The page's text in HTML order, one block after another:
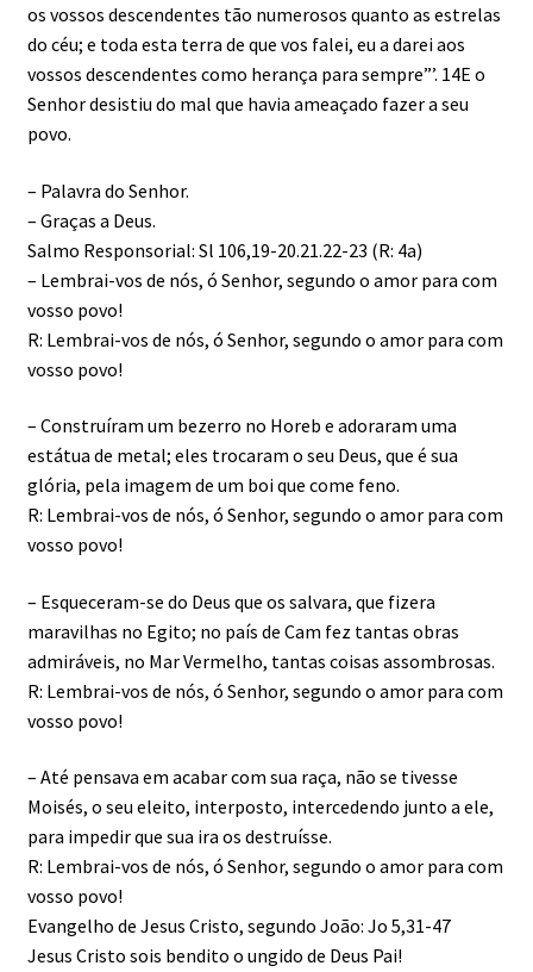
os vossos descendentes tão numerosos quanto as estrelas
do céu; e toda esta terra de que vos falei, eu a darei aos
vossos descendentes como herança para sempre”’. 14E o
Senhor desistiu do mal que havia ameaçado fazer a seu
povo.
– Palavra do Senhor.
– Graças a Deus.
Salmo Responsorial: Sl 106,19-20.21.22-23 (R: 4a)
– Lembrai-vos de nós, ó Senhor, segundo o amor para com
vosso povo!
R: Lembrai-vos de nós, ó Senhor, segundo o amor para com
vosso povo!
– Construíram um bezerro no Horeb e adoraram uma
estátua de metal; eles trocaram o seu Deus, que é sua
glória, pela imagem de um boi que come feno.
R: Lembrai-vos de nós, ó Senhor, segundo o amor para com
vosso povo!
– Esqueceram-se do Deus que os salvara, que fizera
maravilhas no Egito; no país de Cam fez tantas obras
admiráveis, no Mar Vermelho, tantas coisas assombrosas.
R: Lembrai-vos de nós, ó Senhor, segundo o amor para com
vosso povo!
– Até pensava em acabar com sua raça, não se tivesse
Moisés, o seu eleito, interposto, intercedendo junto a ele,
para impedir que sua ira os destruísse.
R: Lembrai-vos de nós, ó Senhor, segundo o amor para com
vosso povo!
Evangelho de Jesus Cristo, segundo João: Jo 5,31-47
Jesus Cristo sois bendito o ungido de Deus Pai!